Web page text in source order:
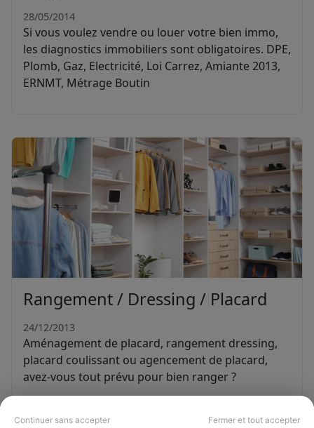
Continuer sans accepter Fermer et tout accepter
28/05/2014
Si vous voulez vendre ou louer votre bien immo,
les diagnostics immobiliers sont obligatoires. DPE,
Plomb, Gaz, Electricité, Loi Carrez, Amiante 2013,
ERNMT, Métrage Boutin
Rangement / Dressing / Placard
24/12/2013
Aménagement de placard, rangement dressing,
placard coulissant ou agencement de placard,
avez-vous tout prévu pour bien ranger ?